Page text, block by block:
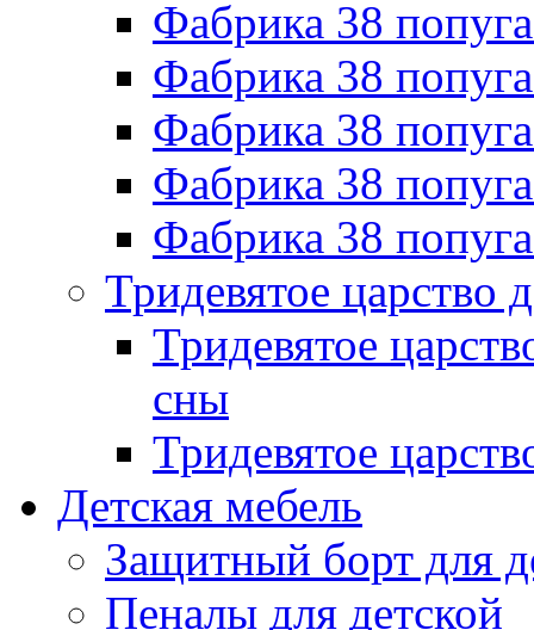
Фабрика 38
Фабрика 38
Фабрика 38
Фабрика 38
Фабрика 38
Тридевятое царство
Тридевятое
сны
Тридевятое
Детская мебель
Защитный борт для
Пеналы для детской